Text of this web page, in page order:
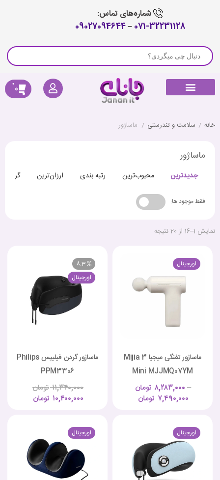
شماره‌های تماس:
071-32231128
–
09027094644
0
خانه / سلامت و تندرستی / ماساژور
ماساژور
جدیدترین محبوب‌ترین رتبه بندی ارزان‌ترین
فقط موجود ها:
نمایش 1–16 از 20 نتیجه
اورجینال
ماساژور تفنگی میجیا Mijia 3
Mini MJJMQ07YM
تومان ۸,۲۸۳,۰۰۰ –
تومان ۷,۴۹۰,۰۰۰
8.3
اورجینال
ماساژور گردن فیلیپس Philips
PPM3306
تومان۱۱,۳۴۰,۰۰۰
تومان ۱۰,۴۰۰,۰۰۰
اورجینال اورجینال